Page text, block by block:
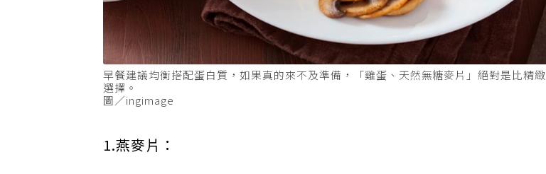
早餐建議均衡搭配蛋白質，如果真的來不及準備，「雞蛋、天然無糖麥片」絕對是比精
選擇。
圖／ingimage
1.燕麥片：